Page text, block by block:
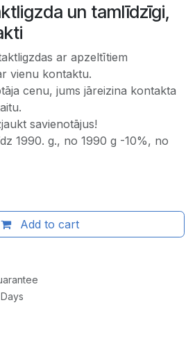
un tamlīdzīgi,
ar apzeltītiem
vienu kontaktu.
cenu, jums jāreizina kontakta
savienotājus!
1990. g., no 1990 g -10%, no
Add to cart